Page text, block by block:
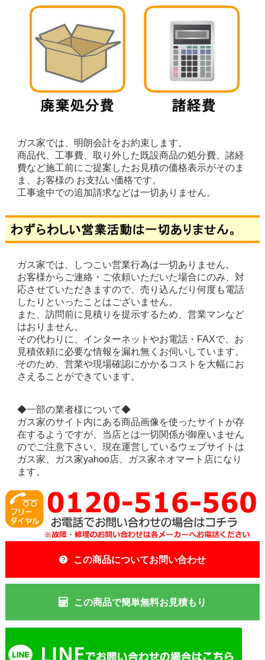
ガス家では、明朗会計をお約束します。
商品代、工事費、取り外した既設商品の処分費、諸経
費など施工前にご提案したお見積の価格表示がそのま
ま、お客様の お支払い価格です。
工事途中での追加請求などは一切ありません。
ガス家では、しつこい営業行為は一切ありません。
お客様からご連絡・ご依頼いただいた場合にのみ、対
応させていただきますので、売り込んだり何度も電話
したりといったことはございません。
また、訪問前に見積りを提示するため、営業マンなど
はおりません。
その代わりに、インターネットやお電話・FAXで、お
見積依頼に必要な情報を漏れ無くお伺いしています。
そのため、営業や現場確認にかかるコストを大幅にお
さえることができています。
◆一部の業者様について◆
ガス家のサイト内にある商品画像を使ったサイトが存
在するようですが、当店とは一切関係が御座いません
のでご注意下さい。現在運営しているウェブサイトは
ガス家、ガス家yahoo店、ガス家ネオマート店になり
ます。
この商品についてお問い合わせ
この商品で簡単無料お見積もり